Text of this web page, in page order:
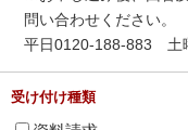
問い合わせください。
平日0120-188-883 土
受け付け種類